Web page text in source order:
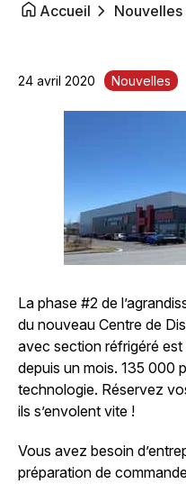
Accueil Nouvelles
24 avril 2020 Nouvelles
La phase #2 de
du nouveau Centre de
avec section réfrigéré
depuis un mois. 135 000
technologie. Réservez
ils s’envolent vite !
Vous avez besoin
préparation de